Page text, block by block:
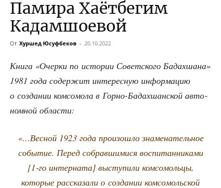
Памира Хаётбегим
Кадамшоевой
От Хуршед Юсуфбеков - 20.10.2022
Кни­га «Очер­ки по исто­рии Совет­ско­го Бадах­ша­на»
1981 года содер­жит инте­рес­ную инфор­ма­цию
о созда­нии ком­со­мо­ла в Гор­но-Бадах­шан­ской авто­
ном­ной области:
«…Вес­ной 1923 года про­изо­шло зна­ме­на­тель­ное
собы­тие. Перед собрав­ши­ми­ся вос­пи­тан­ни­ка­ми
[1‑го интер­на­та] высту­пи­ли ком­со­моль­цы,
кото­рые рас­ска­за­ли о созда­нии ком­со­моль­ской